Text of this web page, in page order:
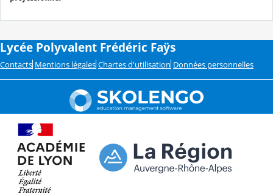
Lycée Polyvalent Frédéric Faÿs
Contacts Mentions légales Chartes d'utilisation Données personnelles